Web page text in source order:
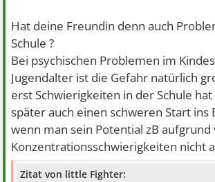
Hat deine Freundin denn auch
Schule ?
Bei psychischen Problemen im
Jugendalter ist die Gefahr natürlich
erst Schwierigkeiten in der Schule
später auch einen schweren Start ins
wenn man sein Potential zB aufgrund
Konzentrationsschwierigkeiten nicht
Zitat von little Fighter: